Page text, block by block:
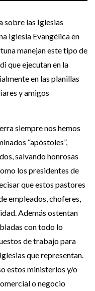
sobre las Iglesias
Iglesia Evangélica en
manejan este tipo de
que ejecutan en la
en las planillas
y amigos
siempre nos hemos
“apóstoles”,
salvando honrosas
los presidentes de
que estos pastores
empleados, choferes,
Además ostentan
con todo lo
de trabajo para
que representan.
estos ministerios y/o
o negocio